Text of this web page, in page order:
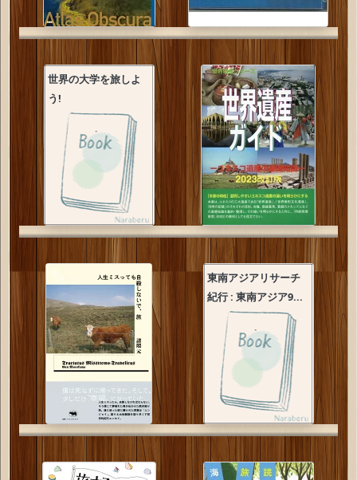
世界の大学を旅しよ
う!
東南アジアリサーチ
紀行 : 東南アジア9...